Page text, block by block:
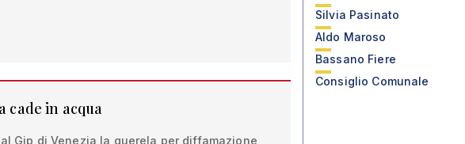
cade in acqua
Gip di Venezia la querela per diffamazione
Silvia Pasinato
Aldo Maroso
Bassano Fiere
Consiglio Comunale